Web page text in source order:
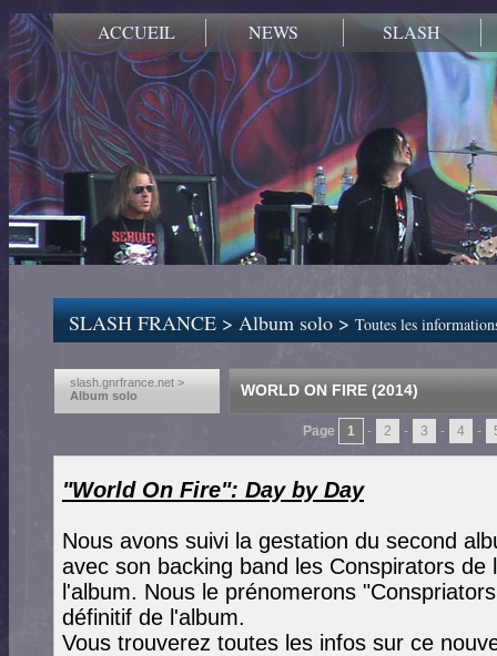
ACCUEIL NEWS SLASH
SLASH FRANCE>Album solo>Toutes les
slash.gnrfrance.net >
Album solo
WORLD ON FIRE (2014)
Page 1 - 2 - 3 - 4 -
"World On Fire": Day by Day
Nous avons suivi la gestation du second
avec son backing band les Conspirators de
l'album. Nous le prénomerons
définitif de l'album.
Vous trouverez toutes les infos sur ce